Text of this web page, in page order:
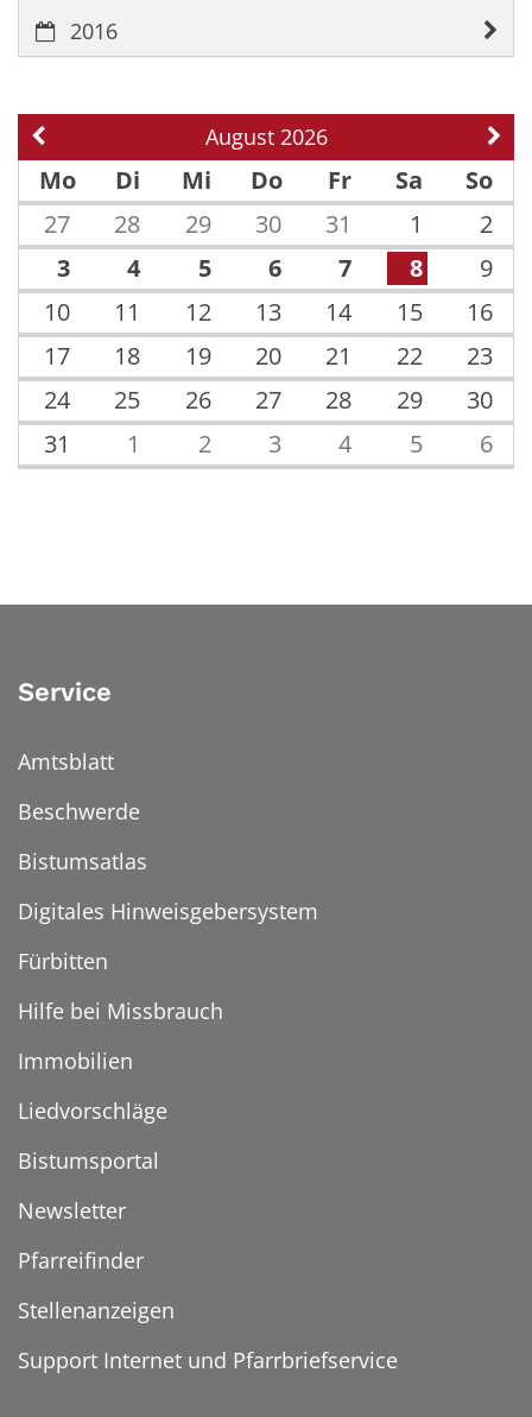
2016
Vorherige Seite August 2026
Mo
Di Mi Do Fr Sa
So
27
28 29 30 31 1
2
3
4 5 6 7 8
9
10
11 12 13 14 15
16
17
18 19 20 21 22
23
24
25 26 27 28 29
30
31
1 2 3 4 5 6
Service
Amtsblatt
Beschwerde
Bistumsatlas
Digitales Hinweisgebersystem
Fürbitten
Hilfe bei Missbrauch
Immobilien
Liedvorschläge
Bistumsportal
Newsletter
Pfarreifinder
Stellenanzeigen
Support Internet und Pfarrbriefservice